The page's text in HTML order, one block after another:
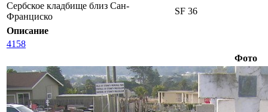
Сербское кладбище близ Сан-
Франциско
SF 36
Описание
4158
Фото